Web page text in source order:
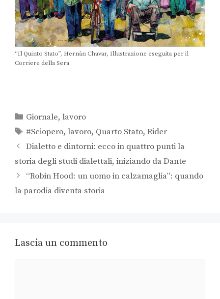
“Il Quinto Stato”, Hernàn Chavar, Illustrazione eseguita per il
Corriere della Sera
Giornale,lavoro
#Sciopero,lavoro, Quarto Stato,Rider
Dialetto e dintorni: ecco in quattro punti la
storia degli studi dialettali, iniziando da Dante
“Robin Hood: un uomo in calzamaglia”: quando
la parodia diventa storia
Lascia un commento